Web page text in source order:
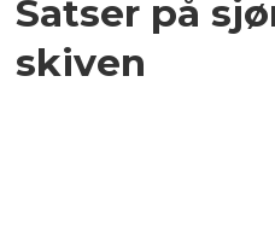
Satser på
skiven